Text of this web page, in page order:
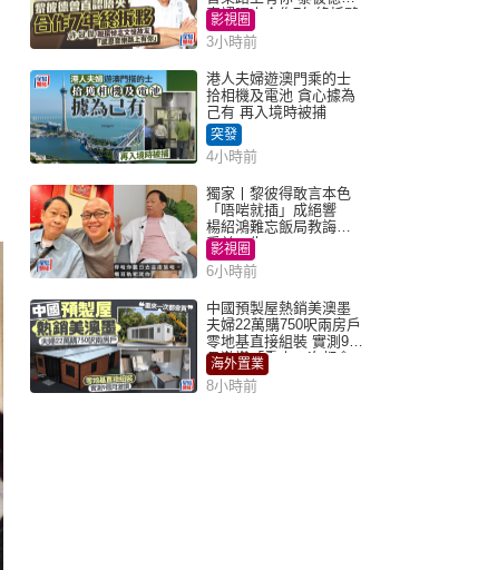
直認唔夾合作7年終拆夥
影視圈
3小時前
港人夫婦遊澳門乘的士
拾相機及電池 貪心據為
己有 再入境時被捕
突發
4小時前
獨家丨黎彼得敢言本色
「唔啱就插」成絕響
楊紹鴻難忘飯局教誨：
受益一生
影視圈
6小時前
中國預製屋熱銷美澳墨
夫婦22萬購750呎兩房戶
零地基直接組裝 實測9個
月激讚「重來一次都會
買」
海外置業
8小時前